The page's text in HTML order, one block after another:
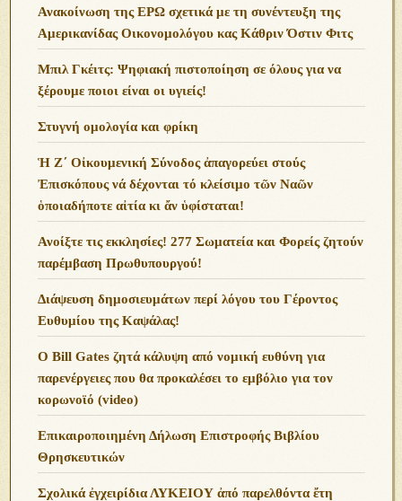
Ανακοίνωση της ΕΡΩ σχετικά με τη συνέντευξη της
Αμερικανίδας Οικονομολόγου κας Κάθριν Όστιν Φιτς
Μπιλ Γκέιτς: Ψηφιακή πιστοποίηση σε όλους για να
ξέρουμε ποιοι είναι οι υγιείς!
Στυγνή ομολογία και φρίκη
Ἡ Ζ΄ Οἰκουμενική Σύνοδος ἀπαγορεύει στούς
Ἐπισκόπους νά δέχονται τό κλείσιμο τῶν Ναῶν
ὁποιαδήποτε αἰτία κι ἄν ὑφίσταται!
Ανoίξτε τις εκκλησίες! 277 Σωματεία και Φορείς ζητούν
παρέμβαση Πρωθυπουργού!
Διάψευση δημοσιευμάτων περί λόγου του Γέροντος
Ευθυμίου της Καψάλας!
O Bill Gates ζητά κάλυψη από νομική ευθύνη για
παρενέργειες που θα προκαλέσει το εμβόλιο για τον
κορωνοϊό (video)
Επικαιροποιημένη Δήλωση Επιστροφής Βιβλίου
Θρησκευτικών
Σχολικά ἐγχειρίδια ΛΥΚΕΙΟΥ ἀπό παρελθόντα ἔτη